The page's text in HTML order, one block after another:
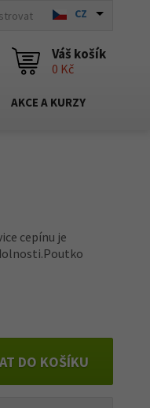
CZ
Váš košík
0 Kč
AKCE A KURZY
cepínu je
DO KOŠÍKU